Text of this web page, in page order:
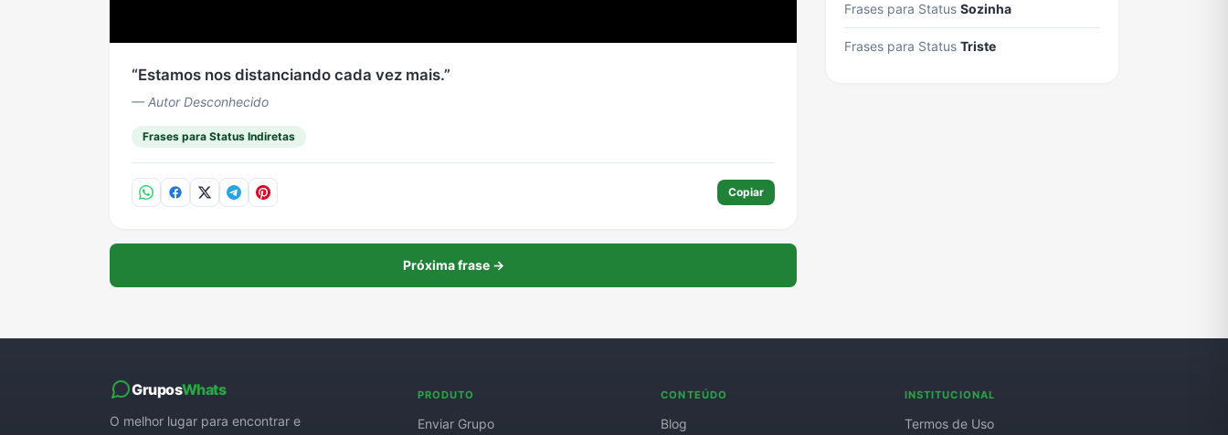
Estamos nos distanciando cada vez mais.
— Autor Desconhecido
Frases para Status Indiretas
Copiar
Próxima frase →
Frases para Status Sozinha
Frases para Status Triste
GruposWhats
O melhor lugar para encontrar e
PRODUTO
Enviar Grupo
CONTEÚDO
Blog
INSTITUCIONAL
Termos de Uso